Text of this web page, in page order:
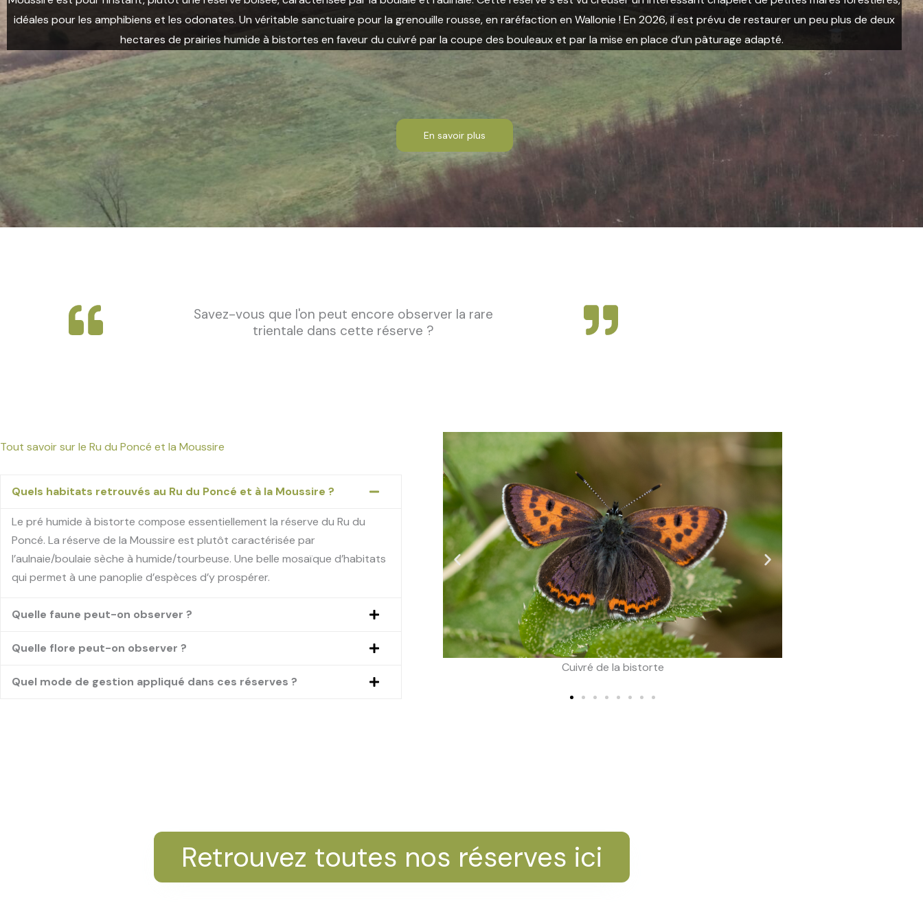
idéales pour les amphibiens et les odonates. Un véritable sanctuaire pour la grenouille rousse, en raréfaction en Wallonie ! En 2026, il est prévu de restaurer un peu plus de deux
hectares de prairies humide à bistortes en faveur du cuivré par la coupe des bouleaux et par la mise en place d’un pâturage adapté.
En savoir plus
Savez-vous que l'on peut encore observer la rare
trientale dans cette réserve ?
Tout savoir sur le Ru du Poncé et la Moussire
Quels habitats retrouvés au Ru du Poncé et à la Moussire ?
Le pré humide à bistorte compose essentiellement la réserve du Ru du
Poncé. La réserve de la Moussire est plutôt caractérisée par
l’aulnaie/boulaie sèche à humide/tourbeuse. Une belle mosaïque d’habitats
qui permet à une panoplie d’espèces d’y prospérer.
Quelle faune peut-on observer ?
Quelle flore peut-on observer ?
Quel mode de gestion appliqué dans ces réserves ?
Retrouvez toutes nos réserves ici